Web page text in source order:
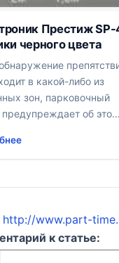
Престиж SP-
черного цвета
в какой-либо из
зон, парковочный
об этом
звуковых сигналов и
расстояния на
http://www.part-
к статье: